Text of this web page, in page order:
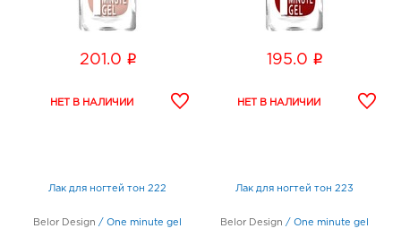
201.0 i 195.0 i
Лак для ногтей тон 222
Belor Design / One minute gel
Лак для ногтей тон 223
Belor Design / One minute gel